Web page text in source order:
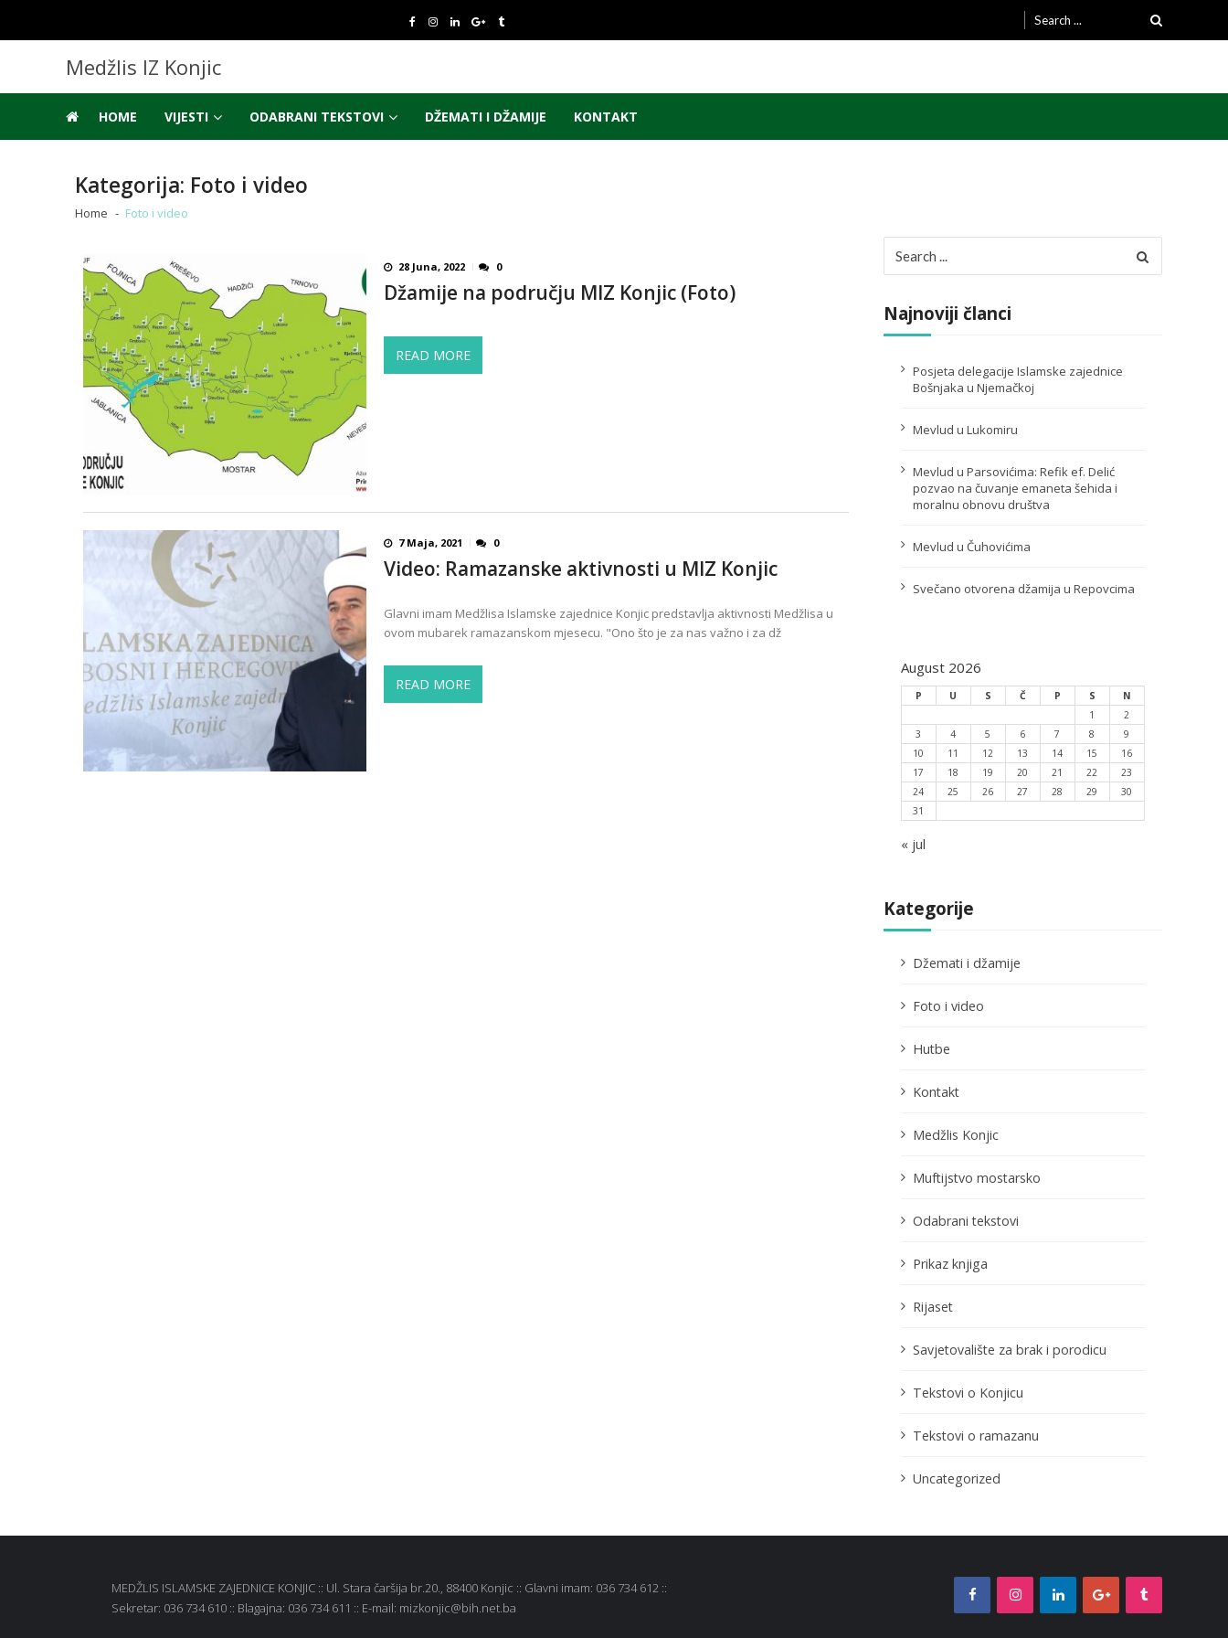
navigation
content
Search
for:
Medžlis IZ Konjic
HOME VIJESTI ODABRANI TEKSTOVI DŽEMATI I DŽAMIJE KONTAKT
Kategorija: Foto i video
Home Foto i video
28 Juna, 2022 0
Džamije na području MIZ Konjic (Foto)
READ MORE
7 Maja, 2021 0
Video: Ramazanske aktivnosti u MIZ Konjic
Glavni imam Medžlisa Islamske zajednice Konjic predstavlja aktivnosti Medžlisa u
ovom mubarek ramazanskom mjesecu. "Ono što je za nas važno i za dž
READ MORE
for:
Najnoviji članci
Posjeta delegacije Islamske zajednice
Bošnjaka u Njemačkoj
Mevlud u Lukomiru
Mevlud u Parsovićima: Refik ef. Delić
pozvao na čuvanje emaneta šehida i
moralnu obnovu društva
Mevlud u Čuhovićima
Svečano otvorena džamija u Repovcima
August 2026
P U S Č P S
N
1
2
3
4 5 6 7 8
9
10
11 12 13 14 15
16
17
18 19 20 21 22
23
24
25 26 27 28 29
30
31
« jul
Kategorije
Džemati i džamije
Foto i video
Hutbe
Kontakt
Medžlis Konjic
Muftijstvo mostarsko
Odabrani tekstovi
Prikaz knjiga
Rijaset
Savjetovalište za brak i porodicu
Tekstovi o Konjicu
Tekstovi o ramazanu
Uncategorized
MEDŽLIS ISLAMSKE ZAJEDNICE KONJIC :: Ul. Stara čaršija br.20., 88400 Konjic :: Glavni imam: 036 734 612 ::
Sekretar: 036 734 610 :: Blagajna: 036 734 611 :: E-mail: mizkonjic@bih.net.ba